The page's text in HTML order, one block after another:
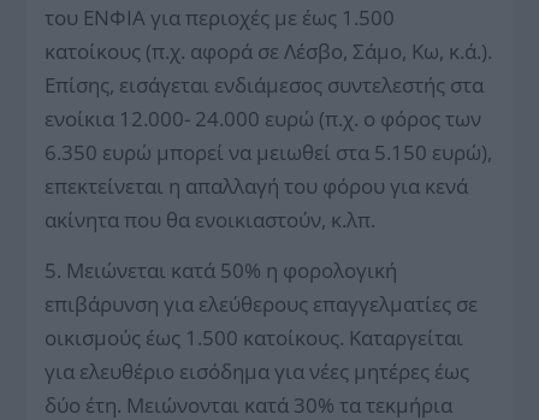
του ΕΝΦΙΑ για περιοχές με έως 1.500
κατοίκους (π.χ. αφορά σε Λέσβο, Σάμο, Κω, κ.ά.).
Επίσης, εισάγεται ενδιάμεσος συντελεστής στα
ενοίκια 12.000- 24.000 ευρώ (π.χ. ο φόρος των
6.350 ευρώ μπορεί να μειωθεί στα 5.150 ευρώ),
επεκτείνεται η απαλλαγή του φόρου για κενά
ακίνητα που θα ενοικιαστούν, κ.λπ.
5. Μειώνεται κατά 50% η φορολογική
επιβάρυνση για ελεύθερους επαγγελματίες σε
οικισμούς έως 1.500 κατοίκους. Καταργείται
για ελευθέριο εισόδημα για νέες μητέρες έως
δύο έτη. Μειώνονται κατά 30% τα τεκμήρια